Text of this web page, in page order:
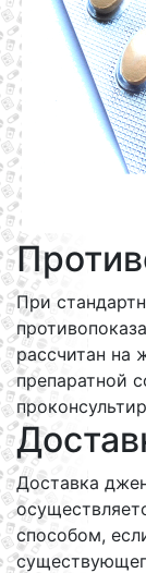
При
рассчитан на
препаратной
Доставка
способом,